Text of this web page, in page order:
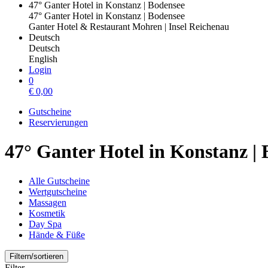
47° Ganter Hotel in Konstanz | Bodensee
47° Ganter Hotel in Konstanz | Bodensee
Ganter Hotel & Restaurant Mohren | Insel Reichenau
Deutsch
Deutsch
English
Login
0
€ 0,00
Gutscheine
Reservierungen
47° Ganter Hotel in Konstanz |
Alle Gutscheine
Wertgutscheine
Massagen
Kosmetik
Day Spa
Hände & Füße
Filtern/sortieren